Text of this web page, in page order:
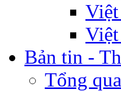
Bản tin -
Tổng